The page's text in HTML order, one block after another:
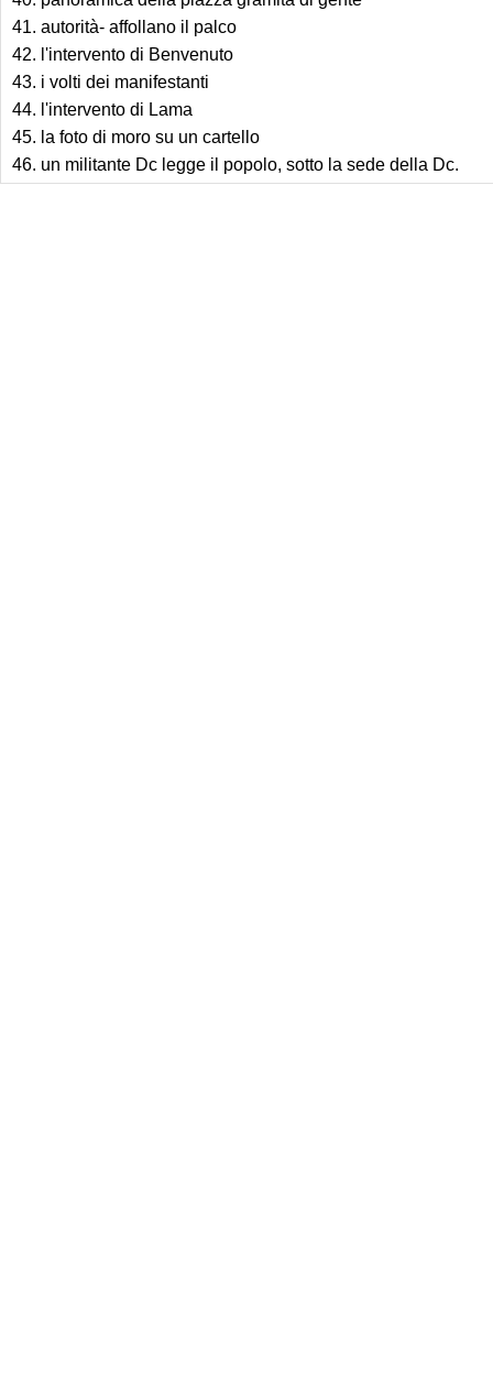
41. autorità- affollano il palco
42. l'intervento di Benvenuto
43. i volti dei manifestanti
44. l'intervento di Lama
45. la foto di moro su un cartello
46. un militante Dc legge il popolo, sotto la sede della Dc.